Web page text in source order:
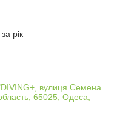
рік
вулиця Семена
65025, Одеса,